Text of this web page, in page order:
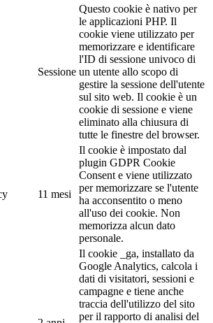
Sessione
Questo cookie è nativo per
le applicazioni PHP. Il
cookie viene utilizzato per
memorizzare e identificare
l'ID di sessione univoco di
un utente allo scopo di
gestire la sessione dell'utente
sul sito web. Il cookie è un
cookie di sessione e viene
eliminato alla chiusura di
tutte le finestre del browser.
11 mesi
Il cookie è impostato dal
plugin GDPR Cookie
Consent e viene utilizzato
per memorizzare se l'utente
ha acconsentito o meno
all'uso dei cookie. Non
memorizza alcun dato
personale.
Il cookie _ga, installato da
Google Analytics, calcola i
dati di visitatori, sessioni e
campagne e tiene anche
traccia dell'utilizzo del sito
per il rapporto di analisi del